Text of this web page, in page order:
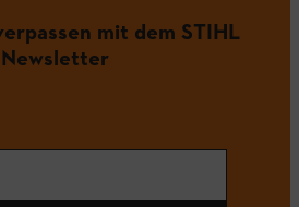
mit dem STIHL
Newsletter